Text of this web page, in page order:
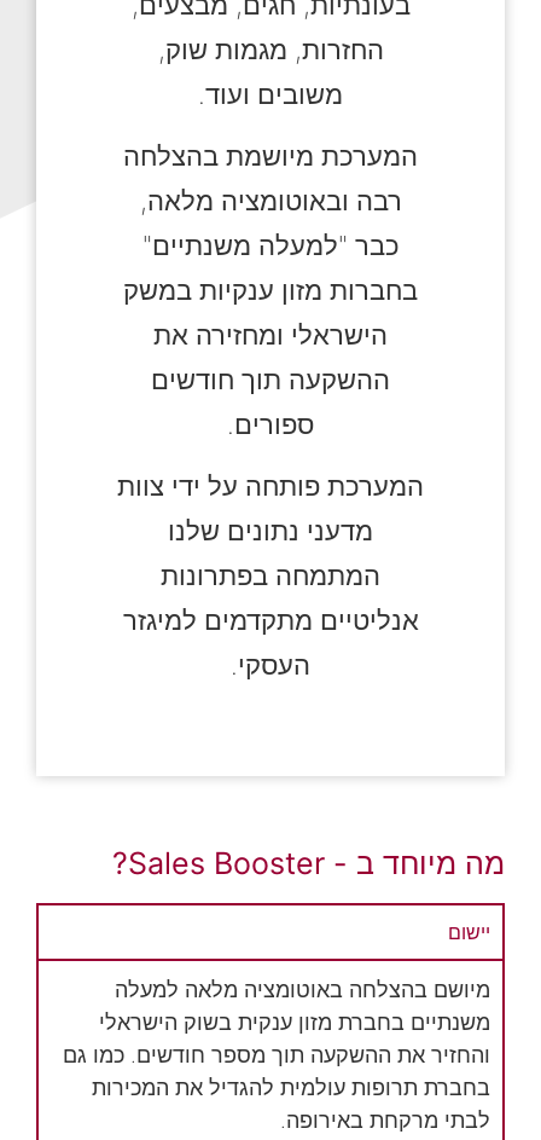
החזרות, מגמות שוק,
משובים ועוד.
המערכת מיושמת בהצלחה
רבה ובאוטומציה מלאה,
כבר "למעלה משנתיים"
בחברות מזון ענקיות במשק
הישראלי ומחזירה את
ההשקעה תוך חודשים
ספורים.
המערכת פותחה על ידי צוות
מדעני נתונים שלנו
המתמחה בפתרונות
אנליטיים מתקדמים למיגזר
העסקי.
מה מיוחד ב - Sales Booster?
יישום
מיושם בהצלחה באוטומציה מלאה למעלה
משנתיים בחברת מזון ענקית בשוק הישראלי
והחזיר את ההשקעה תוך מספר חודשים. כמו גם
בחברת תרופות עולמית להגדיל את המכירות
לבתי מרקחת באירופה.